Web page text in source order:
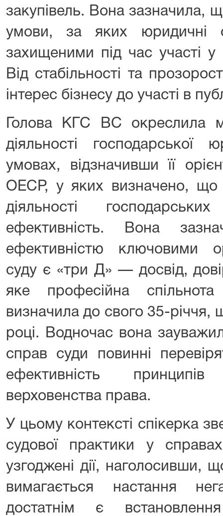
закупівель. Вона зазначила,
умови, за яких юридичні
захищеними під час участі у
Від стабільності та
інтерес бізнесу до участі в
Голова КГС ВС окреслила
діяльності господарської
умовах, відзначивши її
ОЕСР, у яких визначено, що
діяльності
ефективність. Вона
ефективністю ключовими
суду є «три Д» — досвід,
яке професійна спільнота
визначила до свого 35-річчя,
році. Водночас вона
справ суди повинні
ефективність
верховенства права.
У цьому контексті спікерка
судової практики у
узгоджені дії, наголосивши,
вимагається настання
достатнім є